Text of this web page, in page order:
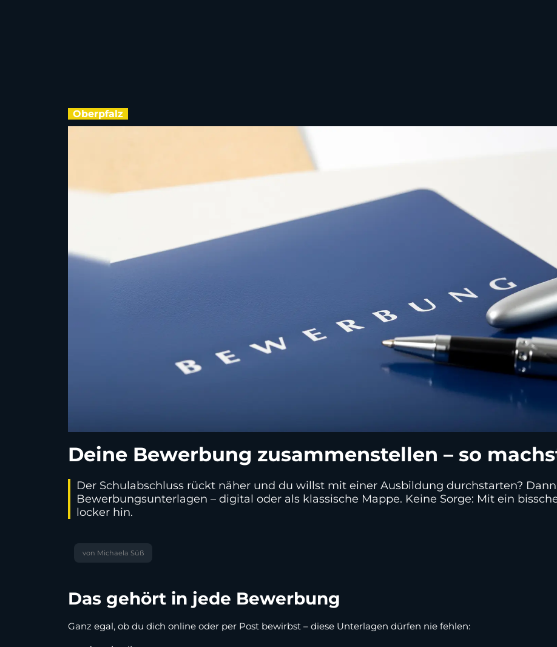
Oberpfalz
Deine Bewerbung zusammenstellen – so
Der Schulabschluss rückt näher und du willst mit einer Ausbildung durchstarten?
Bewerbungsunterlagen – digital oder als klassische Mappe. Keine Sorge: Mit ein
locker hin.
von Michaela Süß
Das gehört in jede Bewerbung
Ganz egal, ob du dich online oder per Post bewirbst – diese Unterlagen dürfen nie fehlen: